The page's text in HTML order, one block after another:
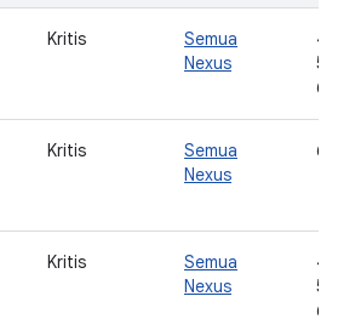
Kritis
Semua
Nexus
Kritis
Semua
Nexus
Kritis
Semua
Nexus